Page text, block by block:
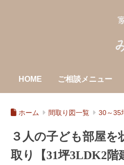
HOME ご相談メニュー
ホーム 間取り図一覧 30～35
３人の子ども部屋
取り【31坪3LDK2階